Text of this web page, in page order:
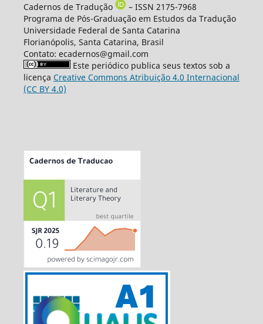
Cadernos de Tradução
– ISSN 2175-7968
Programa de Pós-Graduação em Estudos da Tradução
Universidade Federal de Santa Catarina
Florianópolis, Santa Catarina, Brasil
Contato: ecadernos@gmail.com
Este periódico publica seus textos sob a
licença Creative Commons Atribuição 4.0 Internacional
(CC BY 4.0)